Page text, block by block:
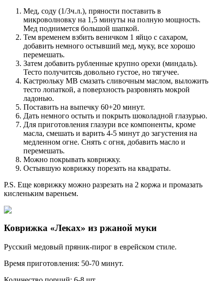
Мед, соду (1/3ч.л.), пряности поставить в
микроволновку на 1,5 минуты на полную мощность.
Мед поднимется большой шапкой.
Тем временем взбить веничком 1 яйцо с сахаром,
добавить немного остывший мед, муку, все хорошо
перемешать.
Затем добавить рубленные крупно орехи (миндаль).
Тесто получитсяь довольно густое, но тягучее.
Кастрюльку МВ смазать сливочным маслом, выложить
тесто лопаткой, а поверхность разровнять мокрой
ладонью.
Поставить на выпечку 60+20 минут.
Дать немного остыть и покрыть шоколадной глазурью.
Для приготовления глазури все компоненты, кроме
масла, смешать и варить 4-5 минут до загустения на
медленном огне. Снять с огня, добавить масло и
перемешать.
Можно покрывать коврижку.
Остывшую коврижку порезать на квадраты.
P.S. Еще коврижку можно разрезать на 2 коржа и промазать
кисленьким вареньем.
Коврижка «Леках» из ржаной муки
Русский медовый пряник-пирог в еврейском стиле.
Время приготовления: 50-70 минут.